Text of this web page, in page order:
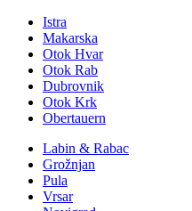
Istra
Makarska
Otok Hvar
Otok Rab
Dubrovnik
Otok Krk
Obertauern
Labin & Rabac
Grožnjan
Pula
Vrsar